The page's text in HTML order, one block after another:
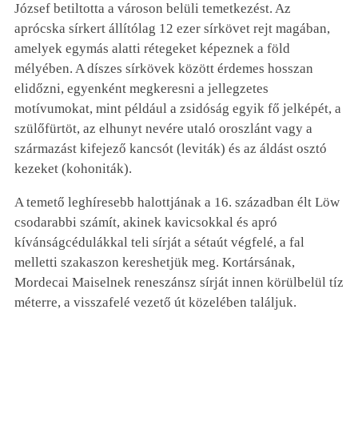
József betiltotta a városon belüli temetkezést. Az
aprócska sírkert állítólag 12 ezer sírkövet rejt magában,
amelyek egymás alatti rétegeket képeznek a föld
mélyében. A díszes sírkövek között érdemes hosszan
elidőzni, egyenként megkeresni a jellegzetes
motívumokat, mint például a zsidóság egyik fő jelképét, a
szülőfürtöt, az elhunyt nevére utaló oroszlánt vagy a
származást kifejező kancsót (leviták) és az áldást osztó
kezeket (kohoniták).
A temető leghíresebb halottjának a 16. században élt Löw
csodarabbi számít, akinek kavicsokkal és apró
kívánságcédulákkal teli sírját a sétaút végfelé, a fal
melletti szakaszon kereshetjük meg. Kortársának,
Mordecai Maiselnek reneszánsz sírját innen körülbelül tíz
méterre, a visszafelé vezető út közelében találjuk.